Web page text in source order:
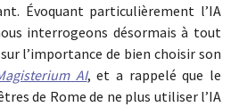
Évoquant particulièrement l’IA
interrogeons désormais à tout
l’importance de bien choisir son
AI, et a rappelé que le
de Rome de ne plus utiliser l’IA